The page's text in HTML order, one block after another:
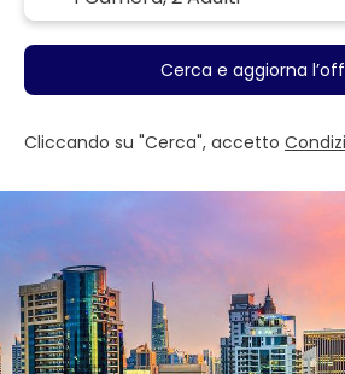
Cerca e aggiorna
Cliccando su "Cerca", accetto